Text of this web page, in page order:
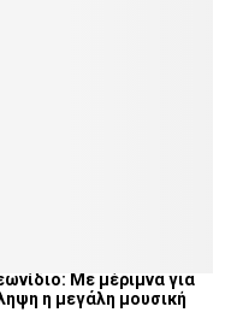
Με μέριμνα για
η μεγάλη μουσική